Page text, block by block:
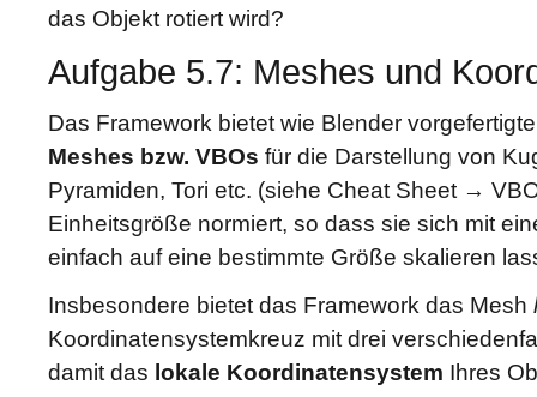
das Objekt rotiert wird?
Aufgabe 5.7: Meshes und
Das Framework bietet wie Blender vorgefertigte
Meshes bzw. VBOs für die Darstellung von
Pyramiden, Tori etc. (siehe Cheat Sheet →
Einheitsgröße normiert, so dass sie sich mit
einfach auf eine bestimmte Größe skalieren
Insbesondere bietet das Framework das Mesh
Koordinatensystemkreuz mit drei
damit das lokale Koordinatensystem Ihres